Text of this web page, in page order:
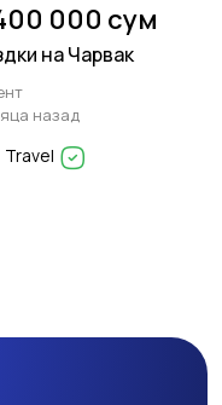
000 сум
на Чарвак
назад
Travel